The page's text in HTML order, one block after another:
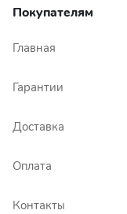
Покупателям
Главная
Гарантии
Доставка
Оплата
Контакты